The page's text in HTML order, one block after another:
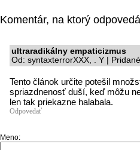
Komentár, na ktorý
ultraradikálny empaticizmus
Od: syntaxterrorXXX, . Y |
Tento článok určite potešil
spriazdnenosť duší, keď môžu
len tak priekazne halabala.
Odpovedať
Meno: